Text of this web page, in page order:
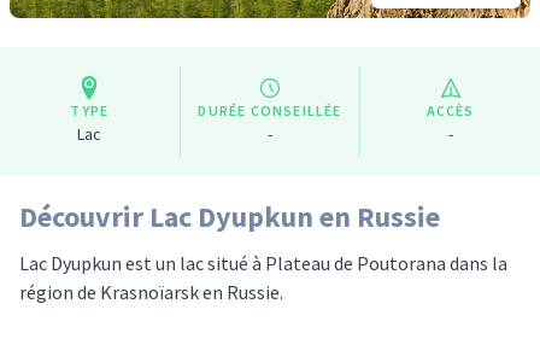
TYPE
Lac
DURÉE CONSEILLÉE
-
ACCÈS
-
Découvrir Lac Dyupkun en Russie
Lac Dyupkun est un lac situé à Plateau de Poutorana dans la
région de Krasnoïarsk en Russie.